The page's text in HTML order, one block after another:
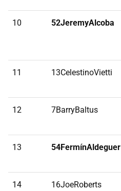
10 52JeremyAlcoba
11 13CelestinoVietti
12 7BarryBaltus
13 54FermínAldeguer
14 16JoeRoberts